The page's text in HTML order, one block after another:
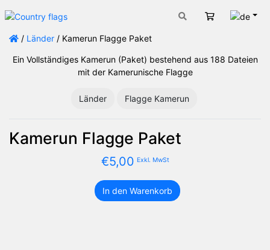
Warenkorb
/ Länder / Kamerun Flagge Paket
Ein Vollständiges Kamerun (Paket) bestehend aus 188 Dateien
mit der Kamerunische Flagge
Länder Flagge Kamerun
Kamerun Flagge Paket
€5,00 Exkl. MwSt
Kamerun
In den Warenkorb